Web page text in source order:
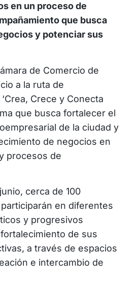
en un proceso de
que busca
y potenciar sus
de Comercio de
a la ruta de
Crece y Conecta
que busca fortalecer el
de la ciudad y
de negocios en
procesos de
cerca de 100
en diferentes
y progresivos
de sus
a través de espacios
e intercambio de